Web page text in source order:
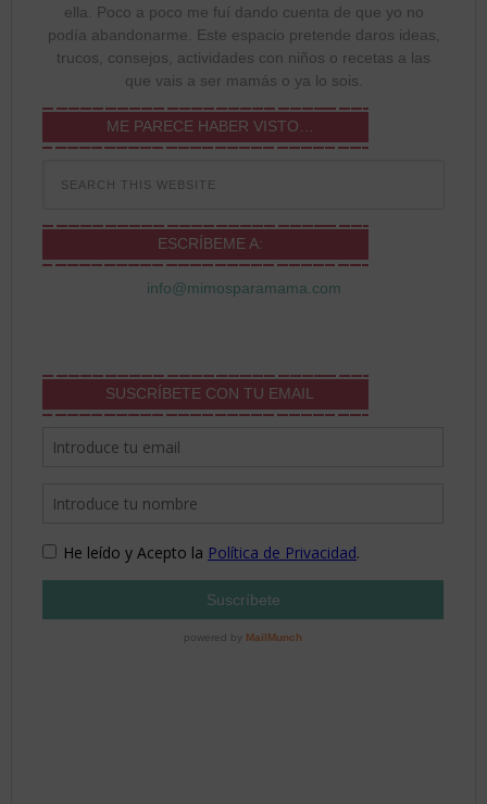
ella. Poco a poco me fuí dando cuenta de que yo no
podía abandonarme. Este espacio pretende daros ideas,
trucos, consejos, actividades con niños o recetas a las
que vais a ser mamás o ya lo sois.
ME PARECE HABER VISTO…
ESCRÍBEME A:
info@mimosparamama.com
SUSCRÍBETE CON TU EMAIL